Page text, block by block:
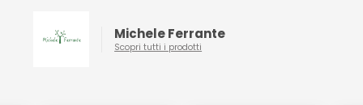
Michele Ferrante
Scopri tutti i prodotti